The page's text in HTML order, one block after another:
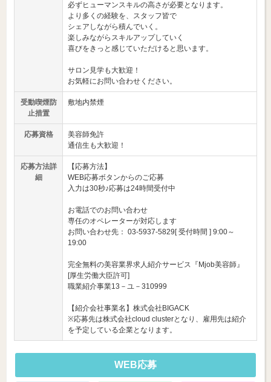
必ずヒューマンスキルの高さが必要となります。
より多くの経験を、スタッフ皆で
シェアしながら積んでいく。
楽しみながらスキルアップしていく
喜びをきっと感じていただけると思います。
サロン見学も大歓迎！
お気軽にお問い合わせください。
受動喫煙防
止措置
敷地内禁煙
応募資格
美容師免許
通信生も大歓迎！
応募方法詳
細
【応募方法】
WEB応募ボタンからのご応募
入力は30秒♪応募は24時間受付中
お電話でのお問い合わせ
専任のオペレーターが対応します
お問い合わせ先： 03-5937-5829[ 受付時間 ] 9:00～
19:00
完全無料の美容業界求人紹介サービス『Mjob美容師』
[厚生労働大臣許可]
職業紹介事業13－ユ－310999
【紹介会社事業名】株式会社BIGACK
※応募先は株式会社cloud clusterとなり、雇用先は紹介
を予定している企業となります。
WEB応募